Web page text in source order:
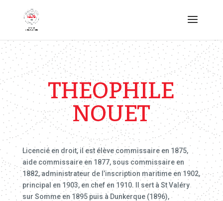
THEOPHILE
NOUET
Licencié en droit, il est élève commissaire en 1875,
aide commissaire en 1877, sous commissaire en
1882, administrateur de l’inscription maritime en 1902,
principal en 1903, en chef en 1910. Il sert à St Valéry
sur Somme en 1895 puis à Dunkerque (1896),